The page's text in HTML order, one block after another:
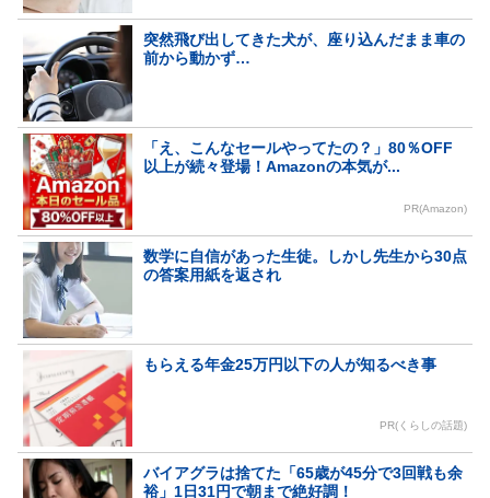
突然飛び出してきた犬が、座り込んだまま車の
前から動かず…
「え、こんなセールやってたの？」80％OFF
以上が続々登場！Amazonの本気が...
PR(Amazon)
数学に自信があった生徒。しかし先生から30点
の答案用紙を返され
もらえる年金25万円以下の人が知るべき事
PR(くらしの話題)
バイアグラは捨てた「65歳が45分で3回戦も余
裕」1日31円で朝まで絶好調！